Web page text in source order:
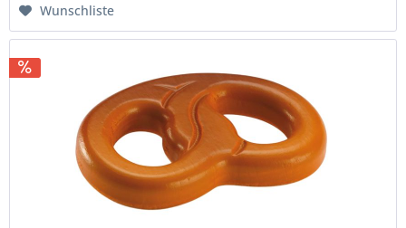
Wunschliste